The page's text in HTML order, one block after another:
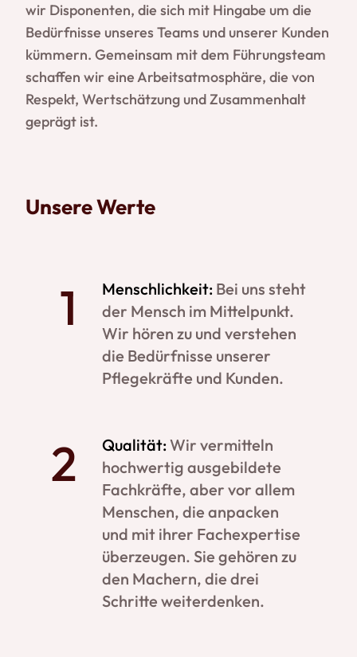
wir Disponenten, die sich mit Hingabe um die
Bedürfnisse unseres Teams und unserer Kunden
kümmern. Gemeinsam mit dem Führungsteam
schaffen wir eine Arbeitsatmosphäre, die von
Respekt, Wertschätzung und Zusammenhalt
geprägt ist.
Unsere Werte
Menschlichkeit: Bei uns steht
der Mensch im Mittelpunkt.
Wir hören zu und verstehen
die Bedürfnisse unserer
Pflegekräfte und Kunden.
Qualität:Wir vermitteln
hochwertig ausgebildete
Fachkräfte, aber vor allem
Menschen, die anpacken
und mit ihrer Fachexpertise
überzeugen. Sie gehören zu
den Machern, die drei
Schritte weiterdenken.